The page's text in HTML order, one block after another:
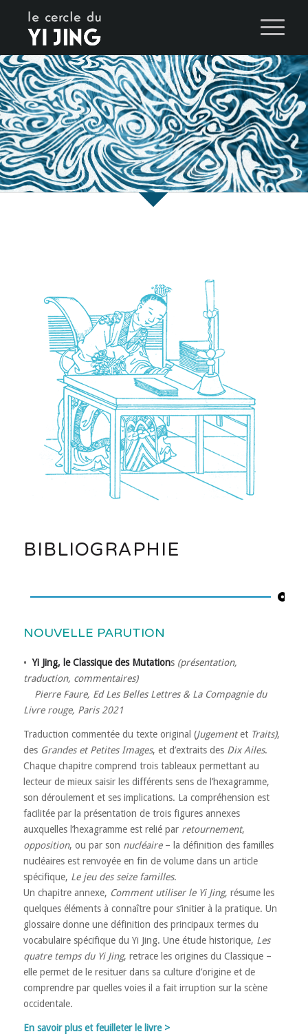
BIBLIOGRAPHIE
NOUVELLE PARUTION
•Yi Jing, le Classique des Mutations (présentation,
traduction, commentaires)
Pierre Faure, Ed Les Belles Lettres & La Compagnie du
Livre rouge, Paris 2021
Traduction commentée du texte original (Jugementet Traits),
des Grandes et Petites Images, et d’extraits des Dix Ailes.
Chaque chapitre comprend trois tableaux permettant au
lecteur de mieux saisir les différents sens de l’hexagramme,
son déroulement et ses implications. La compréhension est
facilitée par la présentation de trois figures annexes
auxquelles l’hexagramme est relié par retournement,
opposition, ou par son nucléaire– la définition des familles
nucléaires est renvoyée en fin de volume dans un article
spécifique, Le jeu des seize familles.
Un chapitre annexe, Comment utiliser le Yi Jing, résume les
quelques éléments à connaître pour s’initier à la pratique. Un
glossaire donne une définition des principaux termes du
vocabulaire spécifique du Yi Jing. Une étude historique, Les
quatre temps du Yi Jing, retrace les origines du Classique –
elle permet de le resituer dans sa culture d’origine et de
comprendre par quelles voies il a fait irruption sur la scène
occidentale.
En savoir plus et feuilleter le livre >